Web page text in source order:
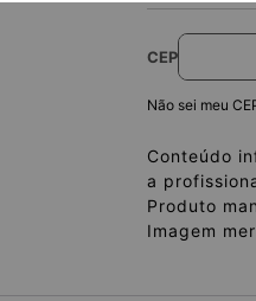
CEP
Não sei meu
Conteúdo
a
Produto
Imagem